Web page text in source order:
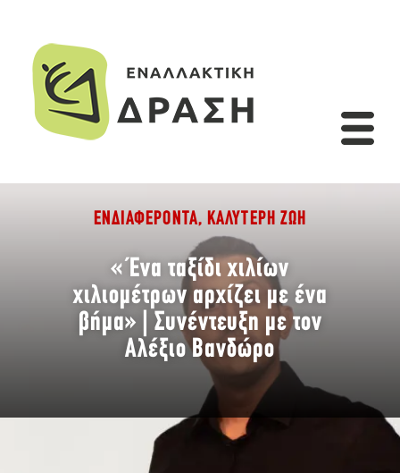
ΕΝΔΙΑΦΈΡΟΝΤΑ,ΚΑΛΎΤΕΡΗ ΖΩΉ
«Ένα ταξίδι χιλίων
χιλιομέτρων αρχίζει με ένα
βήμα» | Συνέντευξη με τον
Αλέξιο Βανδώρο